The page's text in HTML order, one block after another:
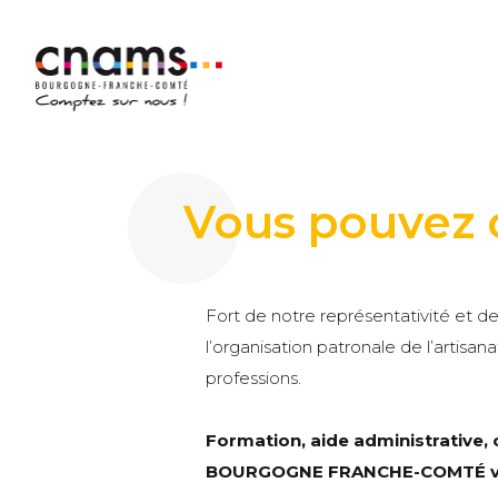
Vous pouvez
Fort de notre représentativité et
l’organisation patronale de
professions.
Formation, aide administrative,
BOURGOGNE FRANCHE-